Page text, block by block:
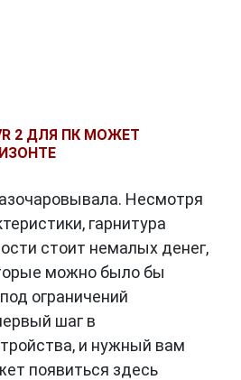
2 ДЛЯ ПК МОЖЕТ
Несмотря
гарнитура
стоит немалых денег,
можно было бы
ограничений
шаг в
и нужный вам
появиться здесь